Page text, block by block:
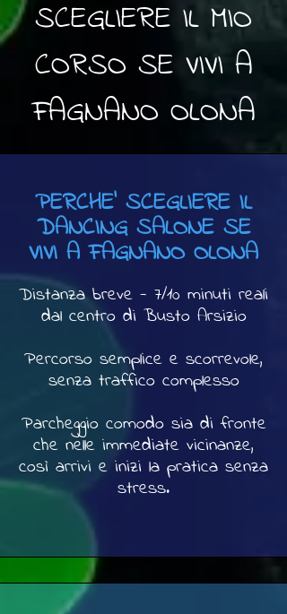
SCEGLIERE IL MIO
CORSO SE VIVI A
FAGNANO OLONA
PERCHE' SCEGLIERE IL
DANCING SALONE SE
VIVI A FAGNANO OLONA
Distanza breve - 7/10 minuti reali
dal centro di Busto Arsizio
Percorso semplice e scorrevole,
senza traffico complesso
Parcheggio comodo sia di fronte
che nelle immediate vicinanze,
così arrivi e inizi la pratica senza
stress.